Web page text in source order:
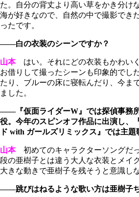
た。自分の背丈より高い草をかき分け
海が好きなので、自然の中で撮影でき
ったです。
――白の衣装のシーンですか？
山本はい。それにどの衣装もかわい
お借りして撮ったシーンも印象的でし
たり、ブルーの床に寝転んだり、今ま
ました。
――『仮面ライダーW』では探偵事務
役。今年のスピンオフ作品に出演し、
ド with ガールズリミックス』では主題
山本初めてのキャラクターソングだ
段の亜樹子とは違う大人な衣装とメイ
大きな動きで亜樹子を残そうと意識し
――跳びはねるような歌い方は亜樹子ち